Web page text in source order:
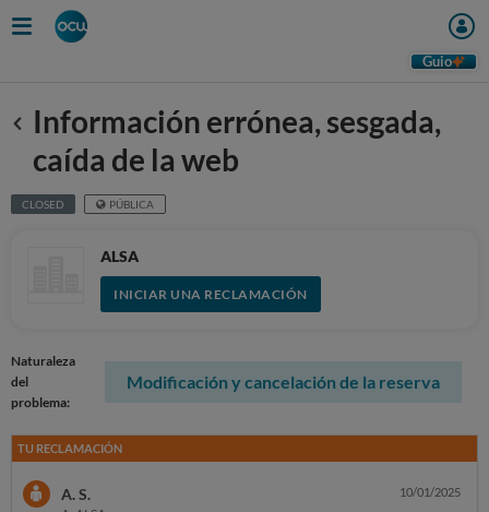
Guio
Anterior
Información errónea, sesgada,
caída de la web
CLOSED PÚBLICA
ALSA
INICIAR UNA RECLAMACIÓN
Naturaleza
del
problema:
Modificación y cancelación de la reserva
TU RECLAMACIÓN
A. S. 10/01/2025